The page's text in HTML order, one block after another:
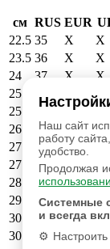
Наш сайт
работу
удобство.
Продолжая
Системные
и всегда
Настроить
см RUS EUR
22.5 35 X X
23.5 36 X X
24
37 X X
25
6
25.5
39 40 6.5
26.5
40 41
27
41 42 8
27.5
42 43 9
28.5
43 44 9.5
29
44 45
30
45 46
30.5
46 47 12